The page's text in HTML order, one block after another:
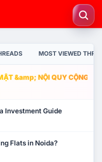
MOST VIEWED
&amp; NỘI QUY CỘNG
Investment Guide
Flats in Noida?